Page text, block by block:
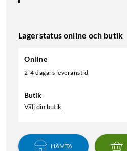
Lagerstatus online och butik
Online
2-4 dagars leveranstid
Butik
Välj din butik
HÄMTA